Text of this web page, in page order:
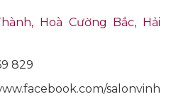
Hoà Cường Bắc, Hải
829
salonvinh